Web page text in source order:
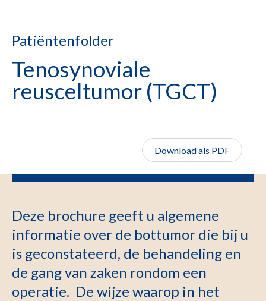
Patiëntenfolder
Tenosynoviale
reusceltumor (TGCT)
Download als PDF
Deze brochure geeft u algemene
informatie over de bottumor die bij u
is geconstateerd, de behandeling en
de gang van zaken rondom een
operatie. De wijze waarop in het